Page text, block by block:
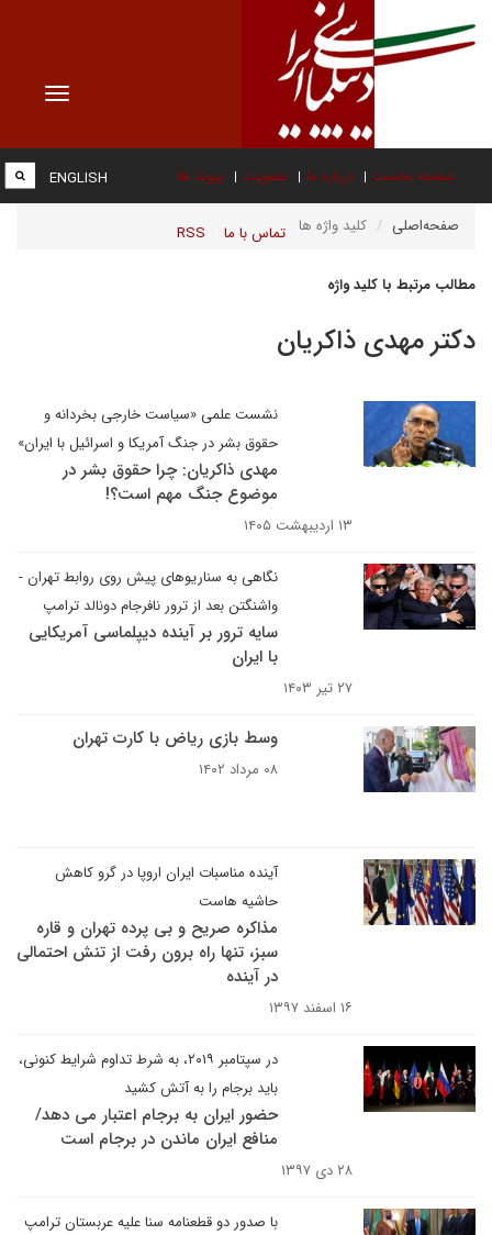
Toggle
صفحه نخست درباره ما عضویت پیوند ها
تماس با ما RSS
ENGLISH
صفحه‌اصلی کلید واژه ها
مطالب مرتبط با کلید واژه
دکتر مهدی ذاکریان
نشست علمی «سیاست خارجی بخردانه و
حقوق بشر در جنگ آمریکا و اسرائیل با ایران»
مهدی ذاکریان: چرا حقوق بشر در
موضوع جنگ مهم است؟!
۱۳ اردیبهشت ۱۴۰۵
نگاهی به سناریوهای پیش روی روابط تهران -
واشنگتن بعد از ترور نافرجام دونالد ترامپ
سایه ترور بر آینده دیپلماسی آمریکایی
با ایران
۲۷ تیر ۱۴۰۳
وسط بازی ریاض با کارت تهران
۰۸ مرداد ۱۴۰۲
آینده مناسبات ایران اروپا در گرو کاهش
حاشیه هاست
مذاکره صریح و بی پرده تهران و قاره
سبز، تنها راه برون رفت از تنش احتمالی
در آینده
۱۶ اسفند ۱۳۹۷
در سپتامبر ۲۰۱۹، به شرط تداوم شرایط کنونی،
باید برجام را به آتش کشید
حضور ایران به برجام اعتبار می دهد/
منافع ایران ماندن در برجام است
۲۸ دی ۱۳۹۷
با صدور دو قطعنامه سنا علیه عربستان ترامپ